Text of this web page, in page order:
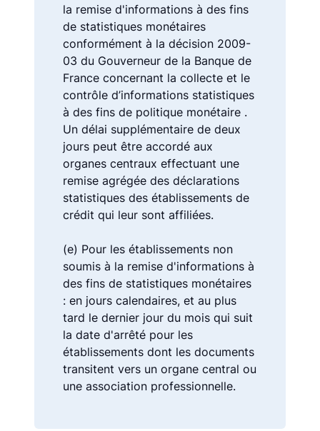
la remise d'informations à des fins
de statistiques monétaires
conformément à la décision 2009-
03 du Gouverneur de la Banque de
France concernant la collecte et le
contrôle d’informations statistiques
à des fins de politique monétaire .
Un délai supplémentaire de deux
jours peut être accordé aux
organes centraux effectuant une
remise agrégée des déclarations
statistiques des établissements de
crédit qui leur sont affiliées.
(e) Pour les établissements non
soumis à la remise d'informations à
des fins de statistiques monétaires
: en jours calendaires, et au plus
tard le dernier jour du mois qui suit
la date d'arrêté pour les
établissements dont les documents
transitent vers un organe central ou
une association professionnelle.